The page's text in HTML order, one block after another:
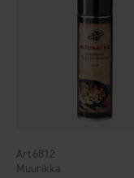
Muurikka
6812